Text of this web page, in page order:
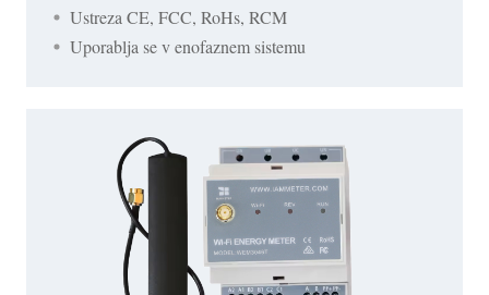
Ustreza CE, FCC, RoHs, RCM
Uporablja se v enofaznem sistemu